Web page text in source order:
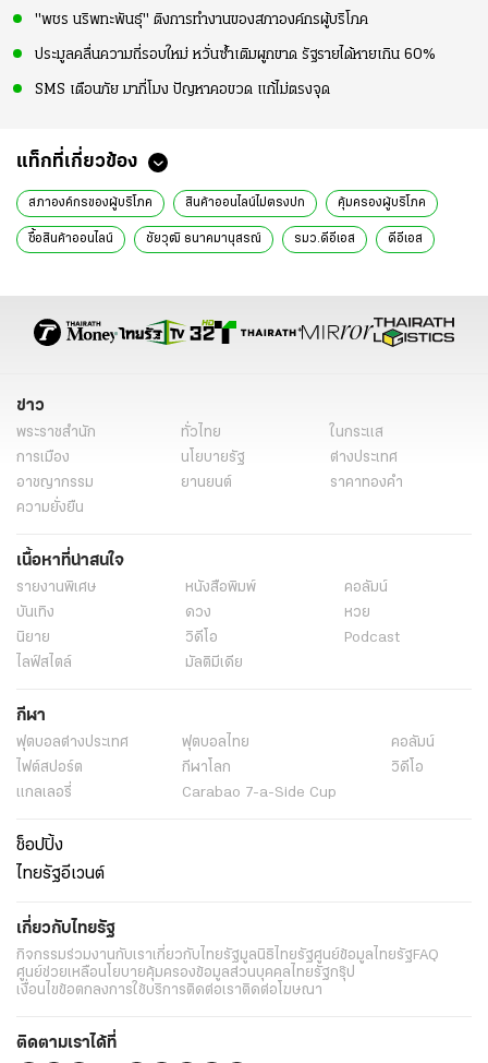
"พชร นริพทะพันธุ์" ติงการทำงานของสภาองค์กรผู้บริโภค
ประมูลคลื่นความถี่รอบใหม่ หวั่นซ้ำเติมผูกขาด รัฐรายได้หายเกิน 60%
SMS เตือนภัย มากี่โมง ปัญหาคอขวด แก้ไม่ตรงจุด
แท็กที่เกี่ยวข้อง
สภาองค์กรของผู้บริโภค สินค้าออนไลน์ไม่ตรงปก คุ้มครองผู้บริโภค
ซื้อสินค้าออนไลน์ ชัยวุฒิ ธนาคมานุสรณ์ รมว.ดีอีเอส ดีอีเอส
ข่าวทั่วไป
ข่าว
พระราชสำนัก ทั่วไทย
ในกระแส
การเมือง
นโยบายรัฐ
ต่างประเทศ
อาชญากรรม
ยานยนต์
ราคาทองคำ
ความยั่งยืน
เนื้อหาที่น่าสนใจ
รายงานพิเศษ หนังสือพิมพ์
คอลัมน์
บันเทิง
ดวง
หวย
นิยาย
วิดีโอ
Podcast
ไลฟ์สไตล์
มัลติมีเดีย
กีฬา
ฟุตบอลต่่างประเทศ ฟุตบอลไทย
คอลัมน์
ไฟต์สปอร์ต
กีฬาโลก
วิดีโอ
แกลเลอรี่
Carabao 7-a-Side Cup
ช็อปปิ้ง
ไทยรัฐอีเวนต์
เกี่ยวกับไทยรัฐ
กิจกรรมร่วมงานกับเราเกี่ยวกับไทยรัฐมูลนิธิไทยรัฐศูนย์ข้อมูลไทยรัฐ FAQ
ศูนย์ช่วยเหลือนโยบายคุ้มครองข้อมูลส่วนบุคคลไทยรัฐกรุ๊ป
เงื่อนไขข้อตกลงการใช้บริการติดต่อเราติดต่อโฆษณา
ติดตามเราได้ที่